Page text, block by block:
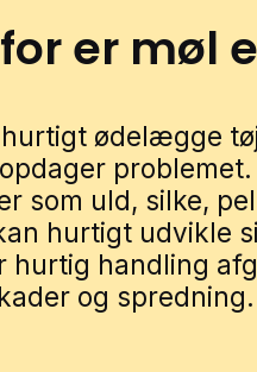
er møl
ødelægge
som uld, silke,
hurtigt udvikle
hurtig handling
og spredning.